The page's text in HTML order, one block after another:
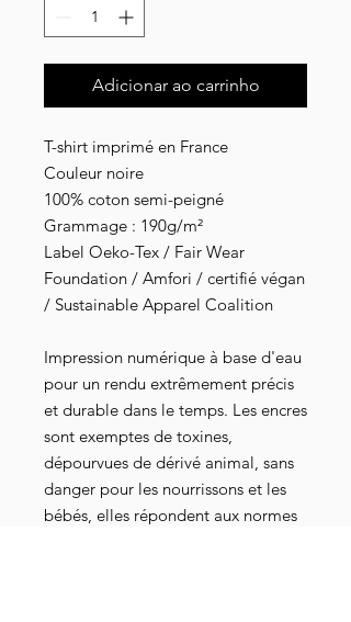
Adicionar ao carrinho
T-shirt imprimé en France
Couleur noire
100% coton semi-peigné
Grammage : 190g/m²
Label Oeko-Tex / Fair Wear
Foundation / Amfori / certifié végan
/ Sustainable Apparel Coalition
Impression numérique à base d'eau
pour un rendu extrêmement précis
et durable dans le temps. Les encres
sont exemptes de toxines,
dépourvues de dérivé animal, sans
danger pour les nourrissons et les
bébés, elles répondent aux normes